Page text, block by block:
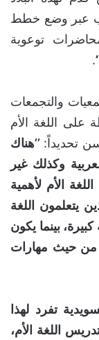
عبر وضع خطط
توعوية
والتجمعات
على اللغة الأم
تحديداً: ’’هناك
وكذلك غير
الأم لأهمية
يتعلمون اللغة
بينما يكون
من حيث مهارات
تفرد لهذا
اللغة الأم،